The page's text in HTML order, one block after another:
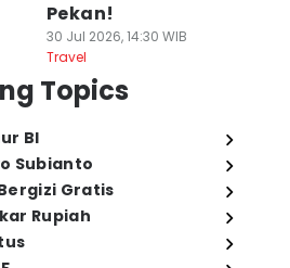
Pekan!
30 Jul 2026, 14:30 WIB
Travel
Topics
BI
Subianto
Gratis
Rupiah